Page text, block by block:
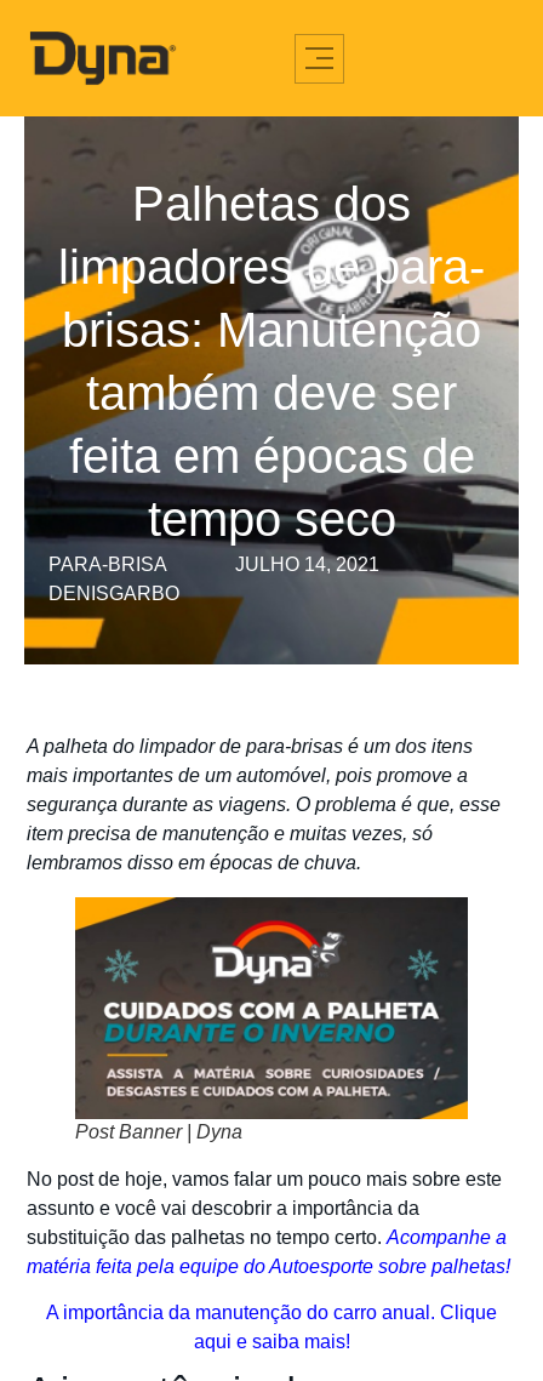
Palhetas dos
limpadores de para-
brisas: Manutenção
também deve ser
feita em épocas de
tempo seco
PARA-BRISA
JULHO 14, 2021
DENISGARBO
A palheta do limpador de para-brisas é um dos itens
mais importantes de um automóvel, pois promove a
segurança durante as viagens. O problema é que, esse
item precisa de manutenção e muitas vezes, só
lembramos disso em épocas de chuva.
Post Banner | Dyna
No post de hoje, vamos falar um pouco mais sobre este
assunto e você vai descobrir a importância da
substituição das palhetas no tempo certo.Acompanhe a
matéria feita pela equipe do Autoesporte sobre palhetas!
A importância da manutenção do carro anual. Clique
aqui e saiba mais!